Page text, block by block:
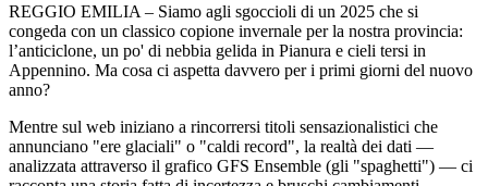
REGGIO EMILIA – Siamo agli sgoccioli di un 2025 che si
congeda con un classico copione invernale per la nostra provincia:
l’anticiclone, un po' di nebbia gelida in Pianura e cieli tersi in
Appennino. Ma cosa ci aspetta davvero per i primi giorni del nuovo
anno?
Mentre sul web iniziano a rincorrersi titoli sensazionalistici che
annunciano "ere glaciali" o "caldi record", la realtà dei dati —
analizzata attraverso il grafico GFS Ensemble (gli "spaghetti") — ci